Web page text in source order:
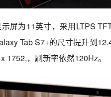
屏为11英寸，采用LTPS
Tab S7+的尺寸提升到
1752,，刷新率依然120Hz。